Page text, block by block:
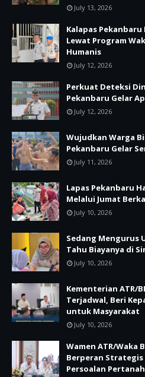
July 13, 2026
Kalapas
Lewat Program
Humanis
July 12, 2026
Perkuat Deteksi
Pekanbaru Gelar
July 12, 2026
Wujudkan Warga
Pekanbaru Gelar
July 11, 2026
Lapas Pekanbaru
Melalui Jumat
July 10, 2026
Sedang Mengurus
Tahu Biayanya di
July 10, 2026
Kementerian ATR/
Terjadwal, Beri
untuk Masyarakat
July 10, 2026
Wamen ATR/Waka
Berperan Strategis
Persoalan